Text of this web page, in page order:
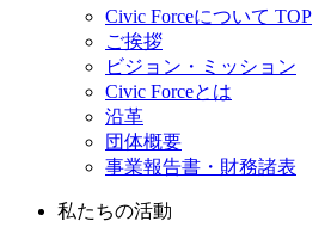
Civic Forceについて TOP
ご挨拶
ビジョン・ミッション
Civic Forceとは
沿革
団体概要
事業報告書・財務諸表
私たちの活動